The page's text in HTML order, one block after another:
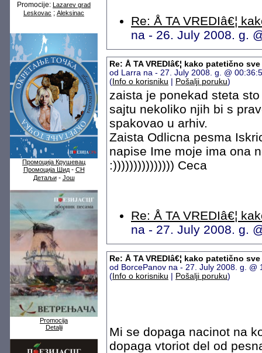
Promocije: Lazarev grad
Leskovac ; Aleksinac
Промоција Крушевац
Промоција Шид- СН
Детаљи- Још
Promocija
Detalji
Re: Å TA VREDIâ€¦
na - 26. July 2008. g.
Re: Å TA VREDIâ€¦ kako patetično
od Larra na - 27. July 2008. g. @
( Info o korisniku Pošalji poruku)
zaista je ponekad steta
sajtu nekoliko njih bi s
spakovao u arhiv.
Zaista Odlicna pesma
napise Ime moje ima ona
:))))))))))))))) Ceca
Re: Å TA VREDIâ€¦
na - 27. July 2008. g.
Re: Å TA VREDIâ€¦ kako patetično
od BorcePanov na - 27. July 2008. g. @
( Info o korisniku Pošalji poruku)
Mi se dopaga nacinot na
dopaga vtoriot del od